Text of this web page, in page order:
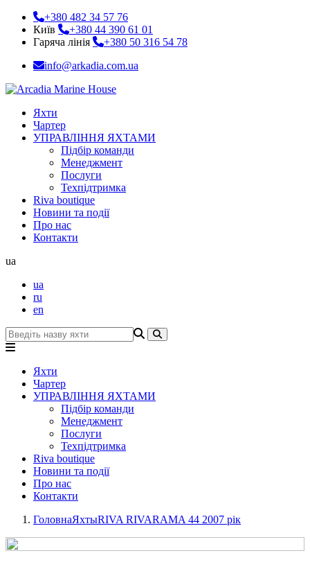
+380 482 34 57 76
Київ
+380 44 390 61 01
Гаряча лінія
+380 50 316 54 78
info@arkadia.com.ua
Яхти
Чартер
УПРАВЛІННЯ ЯХТАМИ
Підбір команди
Менеджмент
Послуги
Техпідтримка
Riva boutique
Новини та події
Про нас
Контакти
ua
ua
ru
en
Яхти
Чартер
УПРАВЛІННЯ ЯХТАМИ
Підбір команди
Менеджмент
Послуги
Техпідтримка
Riva boutique
Новини та події
Про нас
Контакти
ГоловнаЯхтыRIVA RIVARAMA 44 2007 рік